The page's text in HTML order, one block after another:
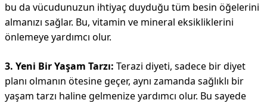
bu da vücudunuzun ihtiyaç duyduğu tüm besin öğelerini
almanızı sağlar. Bu, vitamin ve mineral eksikliklerini
önlemeye yardımcı olur.
3. Yeni Bir Yaşam Tarzı: Terazi diyeti, sadece bir diyet
planı olmanın ötesine geçer, aynı zamanda sağlıklı bir
yaşam tarzı haline gelmenize yardımcı olur. Bu sayede